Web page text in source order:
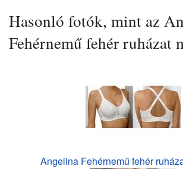
Hasonló fotók, mint az
Fehérnemű fehér ruházat
Angelina Fehérnemű fehér